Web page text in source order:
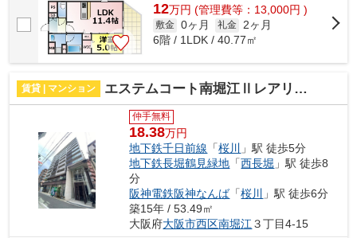
12万円 (管理費等：13,000円 )
敷金 0ヶ月 礼金 2ヶ月
6階 / 1LDK / 40.77㎡
賃貸 | マンション エステムコート南堀江Ⅱレアリス 仲介手数料無料
仲手無料
18.38万円
地下鉄千日前線 「桜川 」駅 徒歩5分
地下鉄長堀鶴見緑地 「西長堀 」駅 徒歩8
分
阪神電鉄阪神なんば「桜川 」駅 徒歩6分
築15年 / 53.49㎡
大阪府大阪市西区南堀江 ３丁目4-15